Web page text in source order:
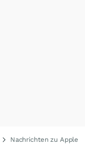
Nachrichten zu Apple